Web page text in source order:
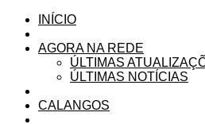
INÍCIO
AGORA NA REDE
ÚLTIMAS
ÚLTIMAS NOTÍCIAS
CALANGOS